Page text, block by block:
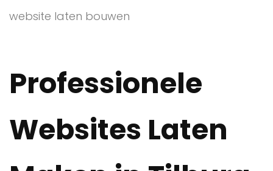
website laten bouwen
Professionele
Websites Laten